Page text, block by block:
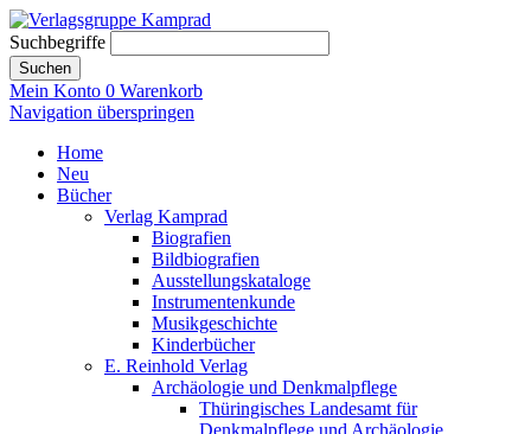
Suchbegriffe
Suchen
Mein Konto 0 Warenkorb
Navigation überspringen
Home
Neu
Bücher
Verlag Kamprad
Biografien
Bildbiografien
Ausstellungskataloge
Instrumentenkunde
Musikgeschichte
Kinderbücher
E. Reinhold Verlag
Archäologie und Denkmalpflege
Thüringisches Landesamt für
Denkmalpflege und Archäologie